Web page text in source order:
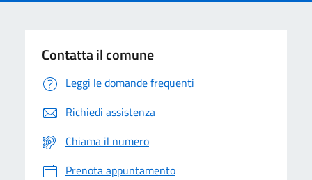
Contatta il comune
Leggi le domande frequenti
Richiedi assistenza
Chiama il numero
Prenota appuntamento